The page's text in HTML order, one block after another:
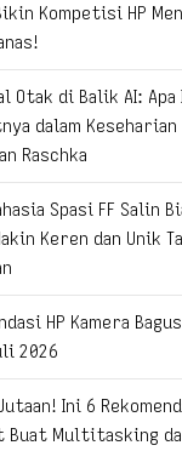
Kompetisi HP
Otak di Balik AI: Apa
dalam
Raschka
Spasi FF Salin
Keren dan Unik
HP Kamera
2026
Ini 6
Buat Multitasking